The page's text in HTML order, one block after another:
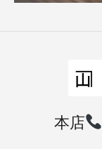
本店